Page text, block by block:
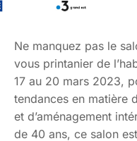
Ne manquez pas le
vous printanier de
17 au 20 mars 2023,
tendances en matière
et d’aménagement
de 40 ans, ce salon